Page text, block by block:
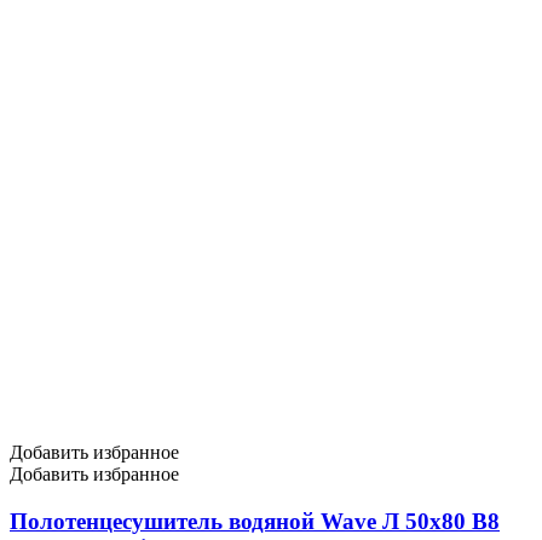
Добавить избранное
Добавить избранное
Полотенцесушитель водяной Wave Л 50х80 В8